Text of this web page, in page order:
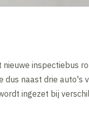
inspectiebus
dus naast drie
ingezet bij